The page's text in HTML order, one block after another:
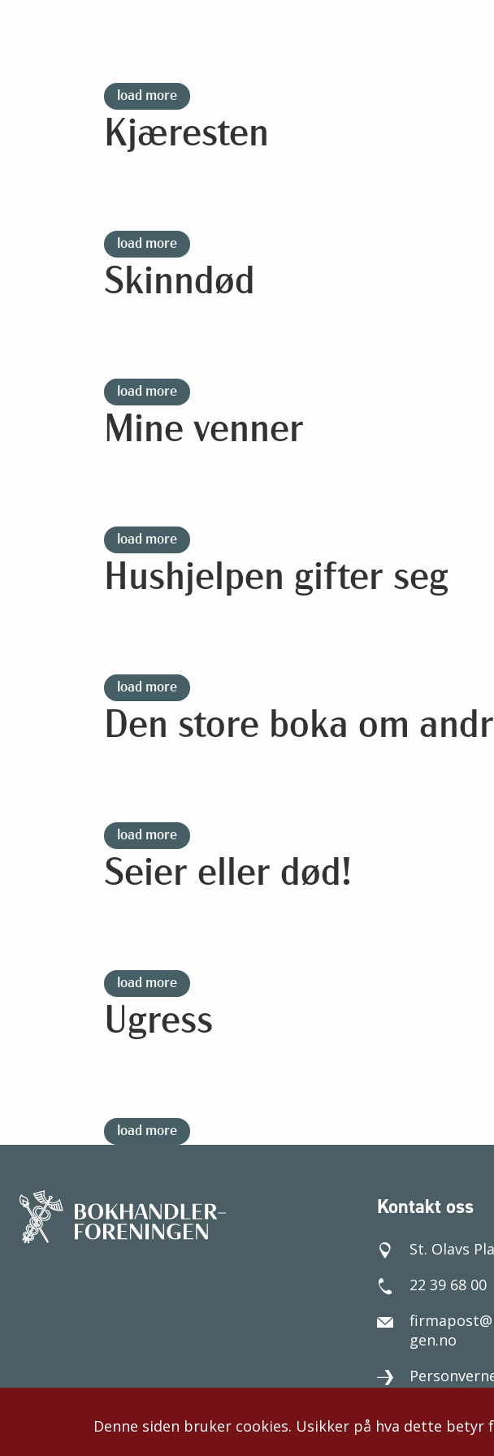
load more
Kjæresten
load more
Skinndød
load more
Mine venner
load more
Hushjelpen gifter seg
load more
Den store boka om
load more
Seier eller død!
load more
Ugress
load more
Denne siden bruker cookies. Usikker på hva dette betyr
Kontakt oss
St. Olavs
22 39 68 00
gen.no